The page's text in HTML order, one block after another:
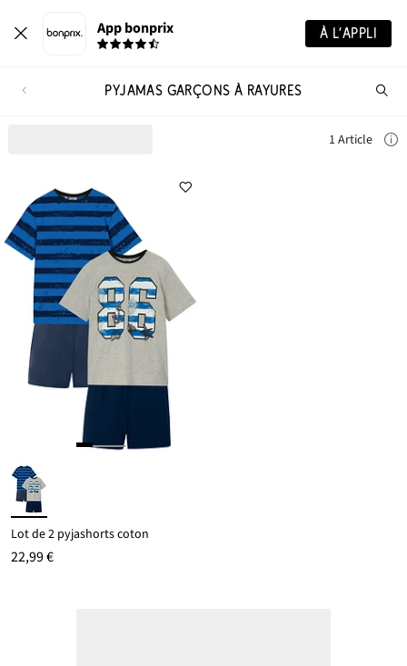
App bonprix À L’APPLI
PYJAMAS GARÇONS À RAYURES
1 Article
Lot de 2 pyjashorts coton
22,99 €